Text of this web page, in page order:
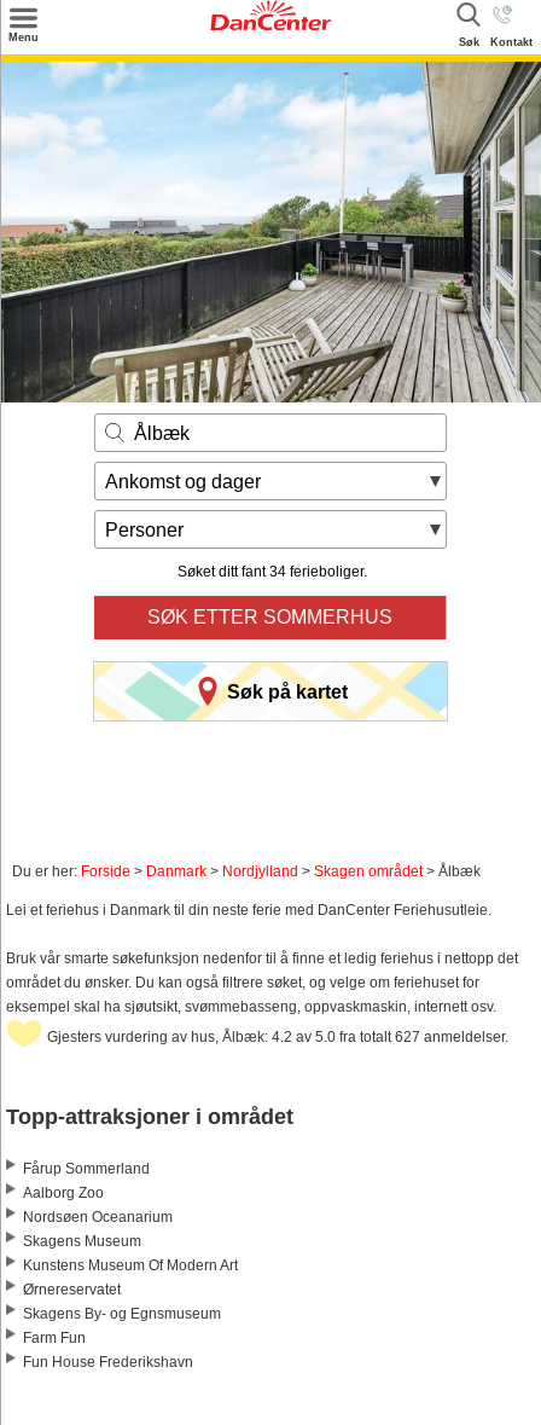
Menu Kontakt
Søk
Tilbud
Info
Service
Kontakt
Eier login
Ålbæk
Ankomst og dager
Personer
Søket ditt fant 34 ferieboliger.
SØK ETTER SOMMERHUS
Søk på kartet
Du er her: Forside > Danmark > Nordjylland > Skagen området> Ålbæk
Lei et feriehus i Danmark til din neste ferie med DanCenter Feriehusutleie.
Bruk vår smarte søkefunksjon nedenfor til å finne et ledig feriehus i nettopp det
området du ønsker. Du kan også filtrere søket, og velge om feriehuset for
eksempel skal ha sjøutsikt, svømmebasseng, oppvaskmaskin, internett osv.
Gjesters vurdering av hus, Ålbæk: 4.2 av 5.0 fra totalt 627 anmeldelser.
Topp-attraksjoner i området
Fårup Sommerland
Aalborg Zoo
Nordsøen Oceanarium
Skagens Museum
Kunstens Museum Of Modern Art
Ørnereservatet
Skagens By- og Egnsmuseum
Farm Fun
Fun House Frederikshavn